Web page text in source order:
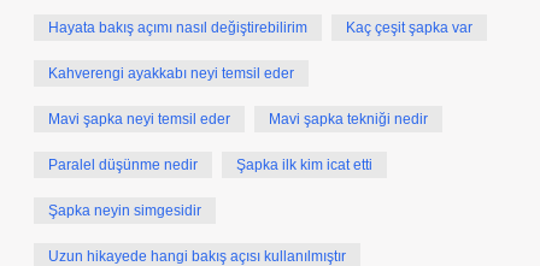
Hayata bakış açımı nasıl değiştirebilirim Kaç çeşit şapka var
Kahverengi ayakkabı neyi temsil eder
Mavi şapka neyi temsil eder Mavi şapka tekniği nedir
Paralel düşünme nedir Şapka ilk kim icat etti
Şapka neyin simgesidir
Uzun hikayede hangi bakış açısı kullanılmıştır